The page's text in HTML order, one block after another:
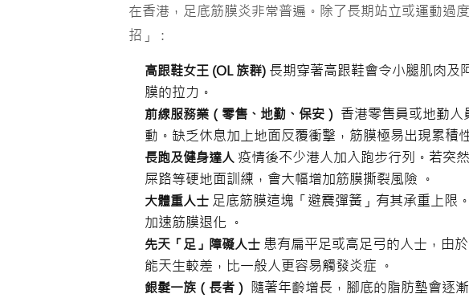
在香港，足底筋膜炎非常普遍。除了長期站立或運動過
招」：
高跟鞋女王 (OL 族群) 長期穿著高跟鞋會令小腿肌肉及
膜的拉力。
前線服務業（零售、地勤、保安） 香港零售員或地勤
動。缺乏休息加上地面反覆衝擊，筋膜極易出現累積
長跑及健身達人 疫情後不少港人加入跑步行列。若突
屎路等硬地面訓練，會大幅增加筋膜撕裂風險 。
大體重人士 足底筋膜這塊「避震彈簧」有其承重上限
加速筋膜退化 。
先天「足」障礙人士 患有扁平足或高足弓的人士，由
能天生較差，比一般人更容易觸發炎症 。
銀髮一族（長者） 隨著年齡增長，腳底的脂肪墊會逐